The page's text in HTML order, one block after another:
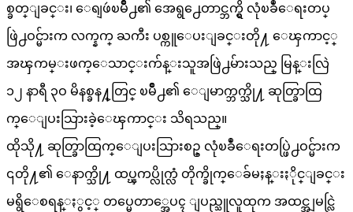
စ္ခတ္ျခင္း၊ ေရျဖဴၿမိဳ႕၏ အေရွ႕ေတာင္ဘက္ရွိ လုံၿခဳံေရးတပ္
ဖြဲ႕ဝင္မ်ားက လက္နက္ ႀကီး ပစ္ကူေပးျခင္းတို႔ ေၾကာင့္
အၾကမ္းဖက္ေသာင္းက်န္းသူအဖြဲ႕မ်ားသည္ မြန္းလြဲ
၁၂ နာရီ ၃ဝ မိနစ္ခန႔္တြင္ ၿမိဳ႕၏ ေျမာက္ဘက္သို႔ ဆုတ္ခြာထြ
က္ေျပးသြားခဲ့ေၾကာင္း သိရသည္။
ထိုသို႔ ဆုတ္ခြာထြက္ေျပးသြားစဥ္ လုံၿခဳံေရးတပ္ဖြဲ႕ဝင္မ်ားက
၎တို႔၏ ေနာက္သို႔ ထပ္ၾကပ္လိုက္လံ တိုက္ခိုက္ေခ်မႈန္းႏိုင္ျခင္း
မရွိေစရန္ႏွင့္ တပ္မေတာ္အေပၚ ျပည္သူလူထုက အထင္အျမင္လြဲ